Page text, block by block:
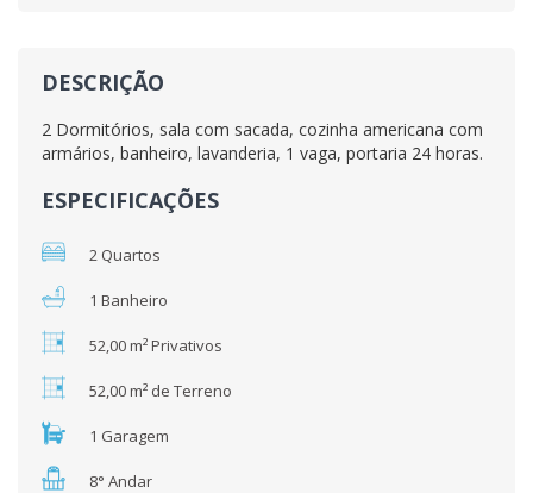
DESCRIÇÃO
2 Dormitórios, sala com sacada, cozinha americana com
armários, banheiro, lavanderia, 1 vaga, portaria 24 horas.
ESPECIFICAÇÕES
2 Quartos
1 Banheiro
52,00 m² Privativos
52,00 m² de Terreno
1 Garagem
8° Andar